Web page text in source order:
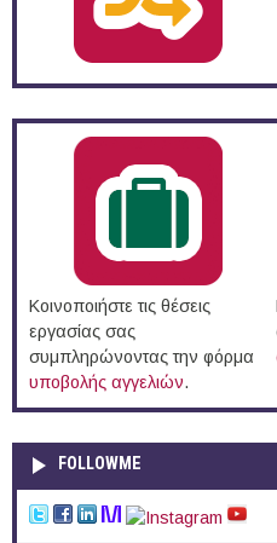
Κοινοποιήστε τις θέσεις
εργασίας σας
συμπληρώνοντας την φόρμα
υποβολής αγγελιών.
FOLLOWME